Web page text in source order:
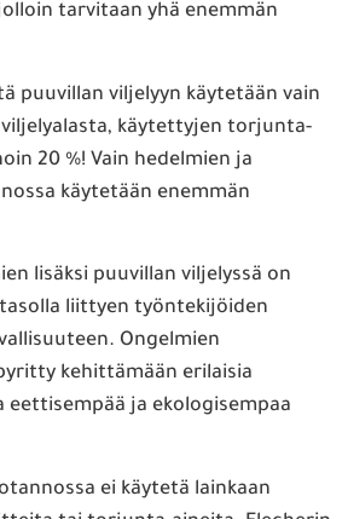
tarvitaan yhä enemmän
puuvillan viljelyyn käytetään vain
käytettyjen torjunta-
20 %! Vain hedelmien ja
käytetään enemmän
lisäksi puuvillan viljelyssä on
liittyen työntekijöiden
Ongelmien
kehittämään erilaisia
ja ekologisempaa
ei käytetä lainkaan